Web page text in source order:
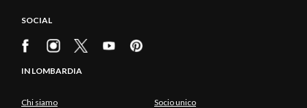
SOCIAL
IN LOMBARDIA
Chi siamo Socio unico